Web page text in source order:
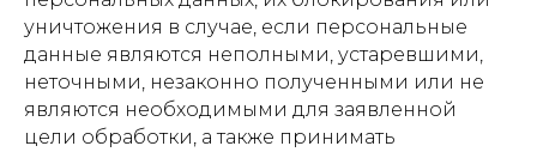
уничтожения в случае, если персональные
данные являются неполными, устаревшими,
неточными, незаконно полученными или не
являются необходимыми для заявленной
цели обработки, а также принимать